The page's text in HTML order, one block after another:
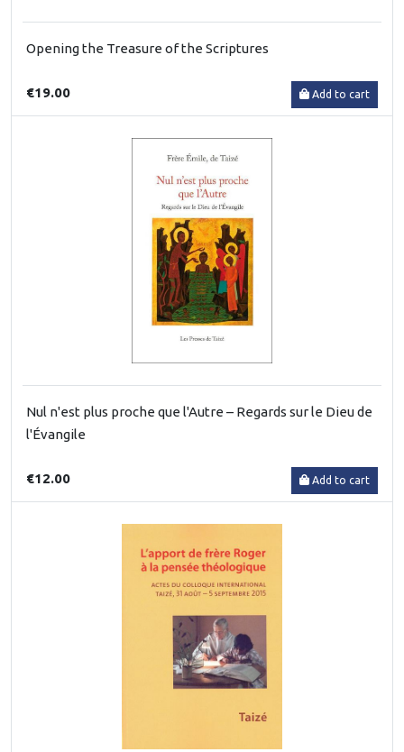
Opening the Treasure of the Scriptures
€19.00 Add to cart
Nul n'est plus proche que l'Autre – Regards sur le Dieu de
l'Évangile
€12.00 Add to cart